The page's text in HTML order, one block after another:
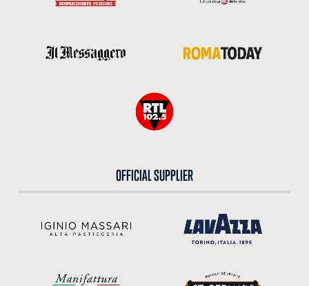
OFFICIAL SUPPLIER